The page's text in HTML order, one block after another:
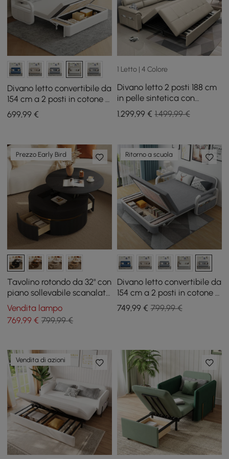
Divano letto convertibile da
154 cm a 2 posti in cotone e
lino con contenitore
699,99 €
1 Letto | 4 Colore
Divano letto 2 posti 188 cm
in pelle sintetica con
contenitore e tasche
laterali
1.299,99€ 1.499,99 €
Prezzo Early Bird
Tavolino rotondo da 32" con
piano sollevabile scanalato
e 2 cassetti
Vendita lampo
769,99 € 799,99 €
Ritorno a scuola
Divano letto convertibile da
154 cm a 2 posti in cotone e
lino con contenitore
749,99€ 799,99 €
Vendita di azioni